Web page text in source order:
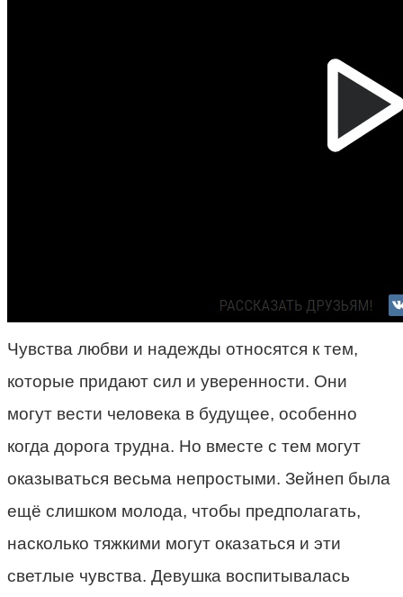
Чувства любви и надежды относятся к тем,
которые придают сил и уверенности. Они
могут вести человека в будущее, особенно
когда дорога трудна. Но вместе с тем могут
оказываться весьма непростыми. Зейнеп была
ещё слишком молода, чтобы предполагать,
насколько тяжкими могут оказаться и эти
светлые чувства. Девушка воспитывалась